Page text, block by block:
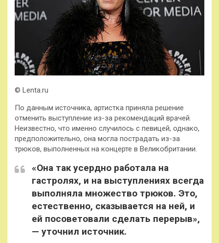
© Lenta.ru
По данным источника, артистка приняла решение
отменить выступление из-за рекомендаций врачей.
Неизвестно, что именно случилось с певицей, однако,
предположительно, она могла пострадать из-за
трюков, выполненных на концерте в Великобритании.
«Она так усердно работала на
гастролях, и на выступлениях всегда
выполняла множество трюков. Это,
естественно, сказывается на ней, и
ей посоветовали сделать перерыв»,
— уточнил источник.